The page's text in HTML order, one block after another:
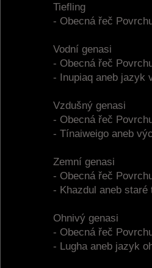
Tiefling
- Obecná řeč
Vodní genasi
- Obecná řeč
- Inupiaq aneb jazyk
Vzdušný genasi
- Obecná řeč
- Tínaiweigo aneb
Zemní genasi
- Obecná řeč
- Khazdul aneb
Ohnivý genasi
- Obecná řeč
- Lugha aneb jazyk